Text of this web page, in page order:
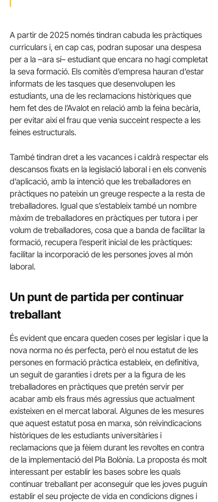
A partir de 2025 només tindran cabuda les pràctiques
curriculars i, en cap cas, podran suposar una despesa
per a la –ara sí– estudiant que encara no hagi completat
la seva formació. Els comitès d’empresa hauran d’estar
informats de les tasques que desenvolupen les
estudiants, una de les reclamacions històriques que
hem fet des de l’Avalot en relació amb la feina becària,
per evitar així el frau que venia succeint respecte a les
feines estructurals.
També tindran dret a les vacances i caldrà respectar els
descansos fixats en la legislació laboral i en els convenis
d’aplicació, amb la intenció que les treballadores en
pràctiques no pateixin un greuge respecte a la resta de
treballadores. Igual que s’estableix també un nombre
màxim de treballadores en pràctiques per tutora i per
volum de treballadores, cosa que a banda de facilitar la
formació, recupera l’esperit inicial de les pràctiques:
facilitar la incorporació de les persones joves al món
laboral.
Un punt de partida per continuar
treballant
És evident que encara queden coses per legislar i que la
nova norma no és perfecta, però el nou estatut de les
persones en formació pràctica estableix, en definitiva,
un seguit de garanties i drets per a la figura de les
treballadores en pràctiques que pretén servir per
acabar amb els fraus més agressius que actualment
existeixen en el mercat laboral. Algunes de les mesures
que aquest estatut posa en marxa, són reivindicacions
històriques de les estudiants universitàries i
reclamacions que ja fèiem durant les revoltes en contra
de la implementació del Pla Bolònia. La proposta és molt
interessant per establir les bases sobre les quals
continuar treballant per aconseguir que les joves puguin
establir el seu projecte de vida en condicions dignes i